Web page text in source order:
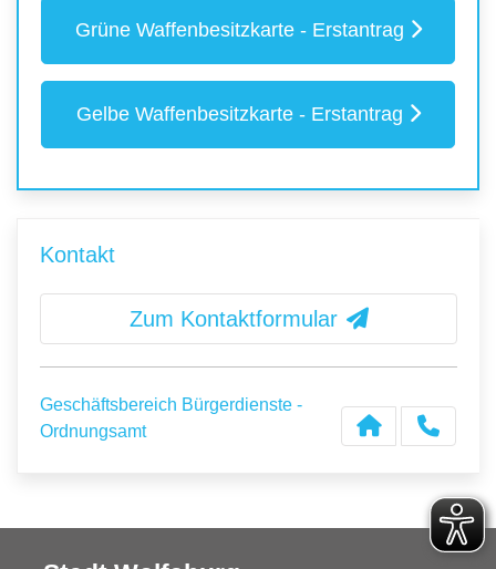
Grüne Waffenbesitzkarte - Erstantrag
Gelbe Waffenbesitzkarte - Erstantrag
Kontakt
Zum Kontaktformular
Geschäftsbereich Bürgerdienste -
Ordnungsamt